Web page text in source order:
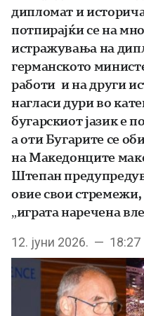
дипломат и
потпирајќи се на
истражувања на
германското
работи и на други
нагласи дури во
бугарскиот јазик е
а оти Бугарите се
на Македонците
Штепан
овие свои стремежи,
„играта наречена
12. јуни 2026. — 18:27